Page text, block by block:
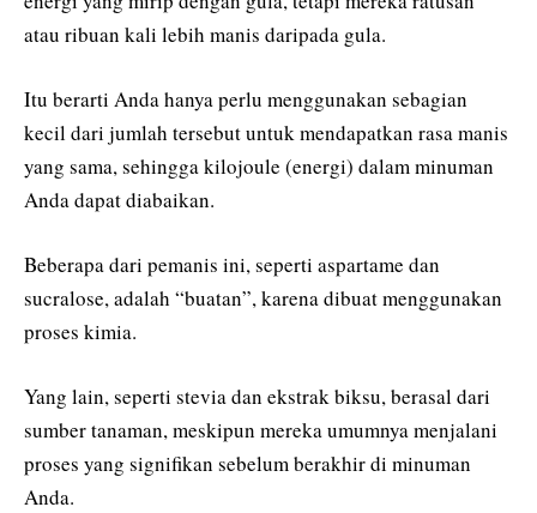
atau ribuan kali lebih manis daripada gula.
Itu berarti Anda hanya perlu menggunakan sebagian
kecil dari jumlah tersebut untuk mendapatkan rasa manis
yang sama, sehingga kilojoule (energi) dalam minuman
Anda dapat diabaikan.
Beberapa dari pemanis ini, seperti aspartame dan
sucralose, adalah “buatan”, karena dibuat menggunakan
proses kimia.
Yang lain, seperti stevia dan ekstrak biksu, berasal dari
sumber tanaman, meskipun mereka umumnya menjalani
proses yang signifikan sebelum berakhir di minuman
Anda.